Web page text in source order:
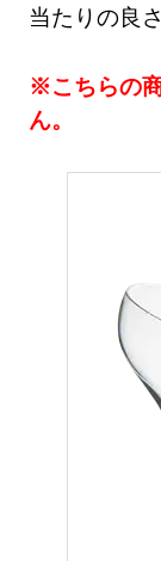
当たりの良
※こちらの
ん。